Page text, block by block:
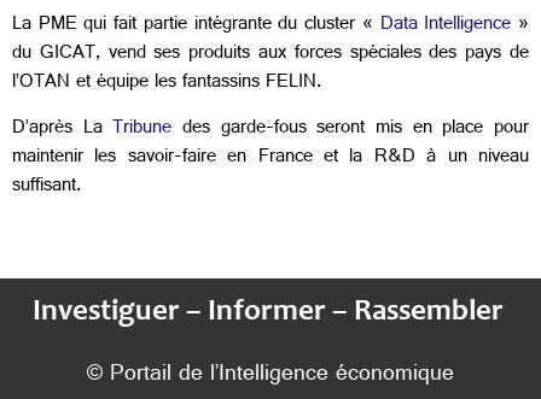
La PME qui fait partie intégrante du cluster « Data Intelligence »
du GICAT, vend ses produits aux forces spéciales des pays de
l’OTAN et équipe les fantassins FELIN.
D’après LaTribune des garde-fous seront mis en place pour
maintenir les savoir-faire en France et la R&D à un niveau
suffisant.
Investiguer – Informer – Rassembler
© Portail de l’Intelligence économique